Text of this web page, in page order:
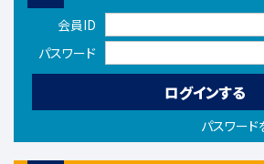
会員ID
パスワード
パスワー